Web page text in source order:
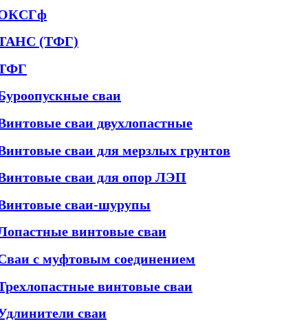
(ТФГ)
сваи
сваи двухлопастные
сваи для мерзлых грунтов
сваи для опор ЛЭП
сваи-шурупы
винтовые сваи
с муфтовым соединением
винтовые сваи
сваи